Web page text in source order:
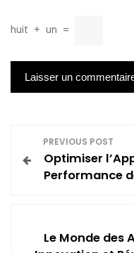
huit + un =
a
PREVIOUS POST
Optimiser
Performance
Le Monde des